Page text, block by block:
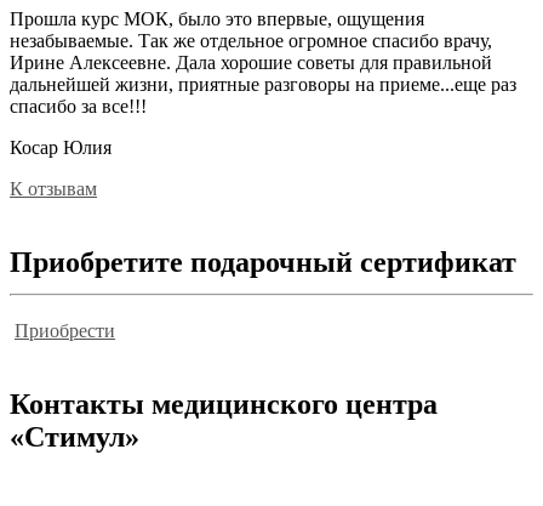
Прошла курс МОК, было это впервые, ощущения
незабываемые. Так же отдельное огромное спасибо врачу,
Ирине Алексеевне. Дала хорошие советы для правильной
дальнейшей жизни, приятные разговоры на приеме...еще раз
спасибо за все!!!
Косар Юлия
К отзывам
Приобретите подарочный сертификат
Приобрести
Контакты медицинского центра
«Стимул»